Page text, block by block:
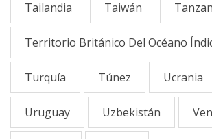
Tailandia Taiwán
Territorio Británico Del Océano
Turquía Túnez Ucrania
Uruguay Uzbekistán